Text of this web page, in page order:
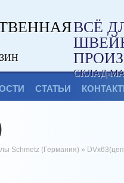
ВСЁ
СКЛАД-
СТАТЬИ
Schmetz (Германия) »